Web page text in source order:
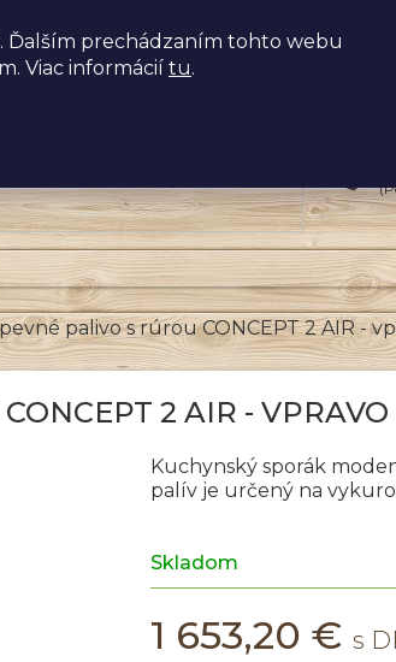
Ďalším prechádzaním tohto webu
Viac informácií tu.
palivo s rúrou CONCEPT 2 AIR -
2 AIR -
Skladom
1 653,20 €
Kuchynský sporák
palív je určený na